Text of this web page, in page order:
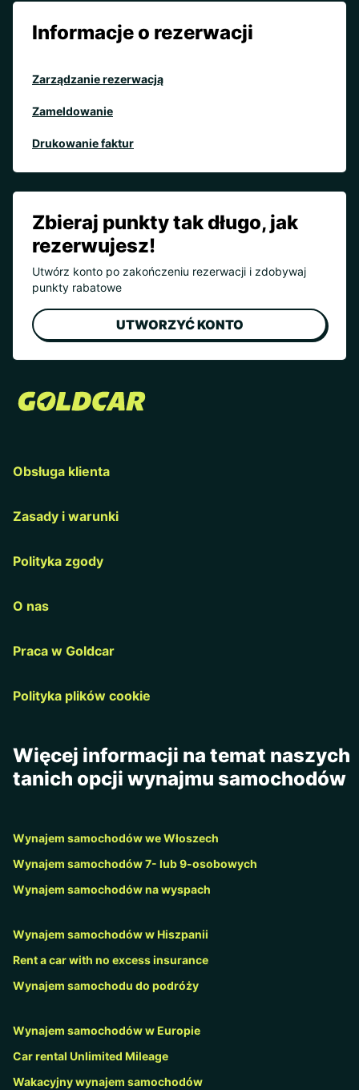
Informacje o rezerwacji
Zarządzanie rezerwacją
Zameldowanie
Drukowanie faktur
Zbieraj punkty tak długo, jak
rezerwujesz!
Utwórz konto po zakończeniu rezerwacji i zdobywaj
punkty rabatowe
UTWORZYĆ KONTO
Obsługa klienta
Zasady i warunki
Polityka zgody
O nas
Praca w Goldcar
Polityka plików cookie
Więcej informacji na temat naszych
tanich opcji wynajmu samochodów
Wynajem samochodów we Włoszech
Wynajem samochodów 7- lub 9-osobowych
Wynajem samochodów na wyspach
Wynajem samochodów w Hiszpanii
Rent a car with no excess insurance
Wynajem samochodu do podróży
Wynajem samochodów w Europie
Car rental Unlimited Mileage
Wakacyjny wynajem samochodów